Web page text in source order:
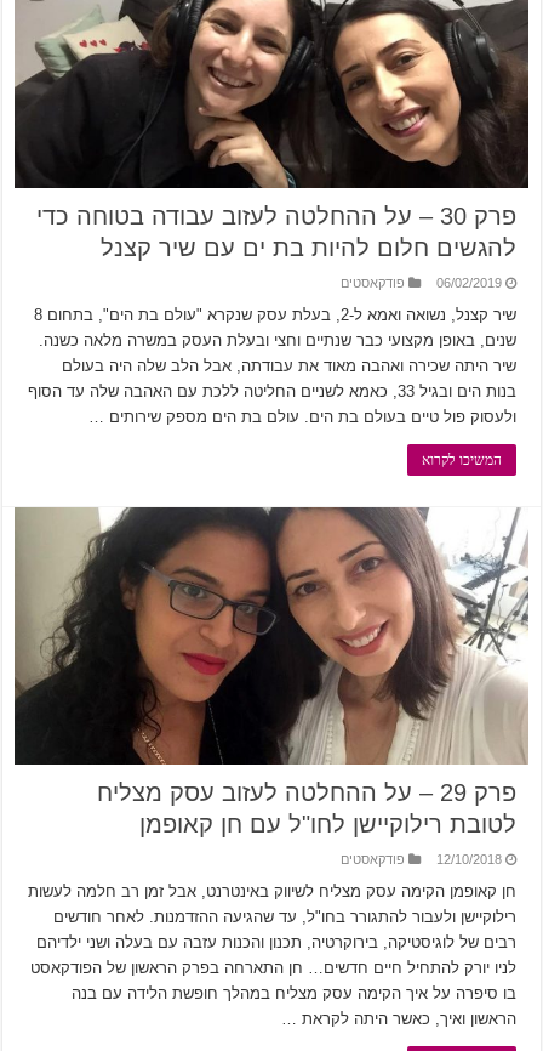
פרק 30 – על ההחלטה לעזוב עבודה בטוחה כדי
להגשים חלום להיות בת ים עם שיר קצנל
06/02/2019 פודקאסטים
שיר קצנל, נשואה ואמא ל-2, בעלת עסק שנקרא "עולם בת הים", בתחום 8
שנים, באופן מקצועי כבר שנתיים וחצי ובעלת העסק במשרה מלאה כשנה.
שיר היתה שכירה ואהבה מאוד את עבודתה, אבל הלב שלה היה בעולם
בנות הים ובגיל 33, כאמא לשניים החליטה ללכת עם האהבה שלה עד הסוף
ולעסוק פול טיים בעולם בת הים. עולם בת הים מספק שירותים …
המשיכו לקרוא
פרק 29 – על ההחלטה לעזוב עסק מצליח
לטובת רילוקיישן לחו"ל עם חן קאופמן
12/10/2018 פודקאסטים
חן קאופמן הקימה עסק מצליח לשיווק באינטרנט, אבל זמן רב חלמה לעשות
רילוקיישן ולעבור להתגורר בחו"ל, עד שהגיעה ההזדמנות. לאחר חודשים
רבים של לוגיסטיקה, בירוקרטיה, תכנון והכנות עזבה עם בעלה ושני ילדיהם
לניו יורק להתחיל חיים חדשים… חן התארחה בפרק הראשון של הפודקאסט
בו סיפרה על איך הקימה עסק מצליח במהלך חופשת הלידה עם בנה
הראשון ואיך, כאשר היתה לקראת …